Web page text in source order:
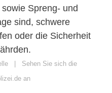
Spreng- und
sind, schwere
oder die Sicherheit
Sehen Sie sich die
an